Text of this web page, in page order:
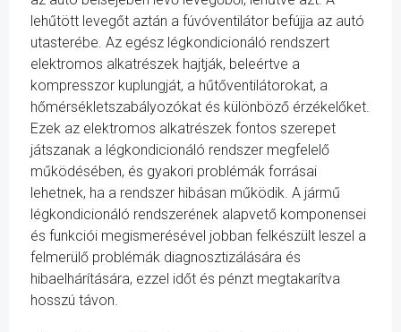
lehűtött levegőt aztán a fúvóventilátor befújja az autó
utasterébe. Az egész légkondicionáló rendszert
elektromos alkatrészek hajtják, beleértve a
kompresszor kuplungját, a hűtőventilátorokat, a
hőmérsékletszabályozókat és különböző érzékelőket.
Ezek az elektromos alkatrészek fontos szerepet
játszanak a légkondicionáló rendszer megfelelő
működésében, és gyakori problémák forrásai
lehetnek, ha a rendszer hibásan működik. A jármű
légkondicionáló rendszerének alapvető komponensei
és funkciói megismerésével jobban felkészült leszel a
felmerülő problémák diagnosztizálására és
hibaelhárítására, ezzel időt és pénzt megtakarítva
hosszú távon.